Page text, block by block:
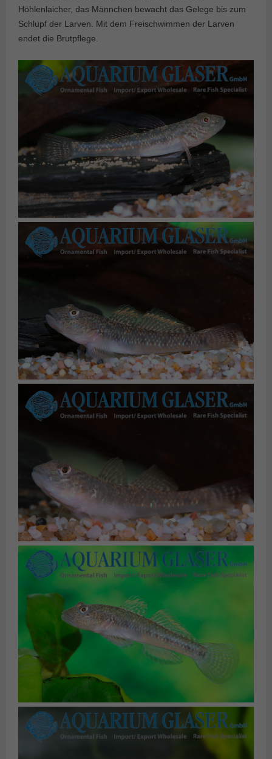
Höhlenlaicher, das Männchen bewacht das Gelege bis zum
Schlupf der Larven. Mit dem Freischwimmen der Larven
endet die Brutpflege.